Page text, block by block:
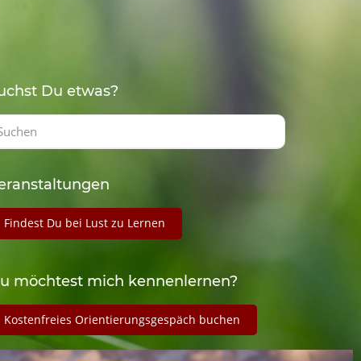
Du etwas?
Findest Du bei Lust zu Lernen
möchtest mich kennenlernen?
Kostenfreies Orientierungsgespäch buchen